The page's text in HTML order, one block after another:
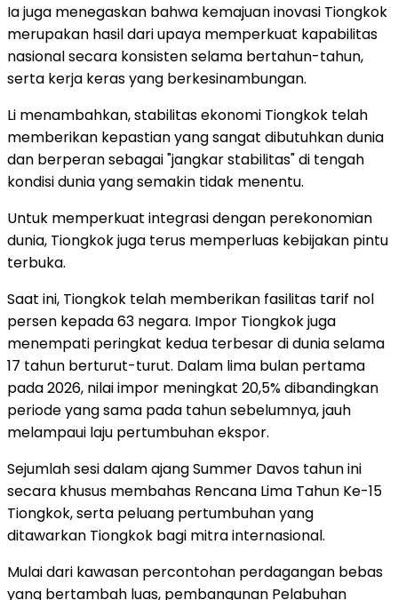
Ia juga menegaskan bahwa kemajuan inovasi Tiongkok
merupakan hasil dari upaya memperkuat kapabilitas
nasional secara konsisten selama bertahun-tahun,
serta kerja keras yang berkesinambungan.
Li menambahkan, stabilitas ekonomi Tiongkok telah
memberikan kepastian yang sangat dibutuhkan dunia
dan berperan sebagai "jangkar stabilitas" di tengah
kondisi dunia yang semakin tidak menentu.
Untuk memperkuat integrasi dengan perekonomian
dunia, Tiongkok juga terus memperluas kebijakan pintu
terbuka.
Saat ini, Tiongkok telah memberikan fasilitas tarif nol
persen kepada 63 negara. Impor Tiongkok juga
menempati peringkat kedua terbesar di dunia selama
17 tahun berturut-turut. Dalam lima bulan pertama
pada 2026, nilai impor meningkat 20,5% dibandingkan
periode yang sama pada tahun sebelumnya, jauh
melampaui laju pertumbuhan ekspor.
Sejumlah sesi dalam ajang Summer Davos tahun ini
secara khusus membahas Rencana Lima Tahun Ke-15
Tiongkok, serta peluang pertumbuhan yang
ditawarkan Tiongkok bagi mitra internasional.
Mulai dari kawasan percontohan perdagangan bebas
yang bertambah luas, pembangunan Pelabuhan